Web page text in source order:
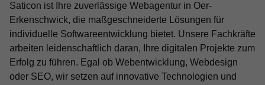
Saticon ist Ihre zuverlässige Webagentur in Oer-
Erkenschwick, die maßgeschneiderte Lösungen für
individuelle Softwareentwicklung bietet. Unsere Fachkräfte
arbeiten leidenschaftlich daran, Ihre digitalen Projekte zum
Erfolg zu führen. Egal ob Webentwicklung, Webdesign
oder SEO, wir setzen auf innovative Technologien und